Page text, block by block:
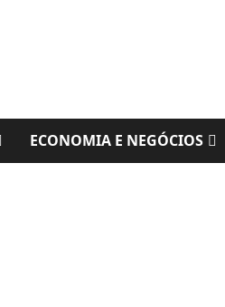
ECONOMIA E NEGÓCIOS